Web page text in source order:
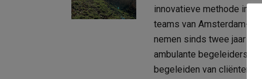
innovatieve methode in
teams van Amsterdam-
nemen sinds twee jaar
ambulante begeleiders
begeleiden van cliënten in